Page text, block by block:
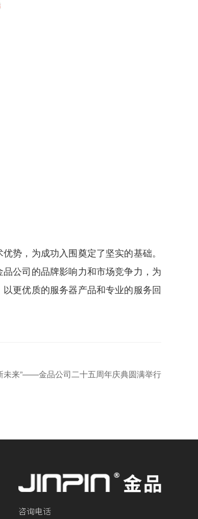
势， 为成功入围奠定了坚实的基础。
品公司的品牌影响力和市场竞争力，为
更优质的服务器产品和专业的服务回
未来”——金品公司二十五周年庆典圆满举行
咨询电话